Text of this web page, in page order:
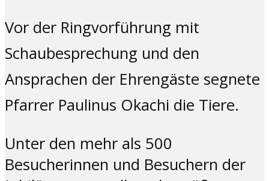
Vor der Ringvorführung mit
Schaubesprechung und den
Ansprachen der Ehrengäste segnete
Pfarrer Paulinus Okachi die Tiere.
Unter den mehr als 500
Besucherinnen und Besuchern der